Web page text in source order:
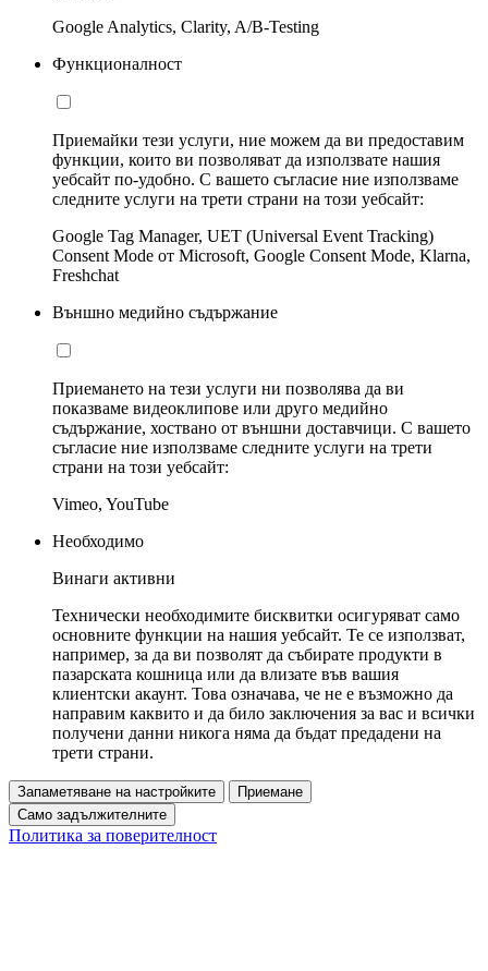
Google Analytics, Clarity, A/B-Testing
Функционалност
Приемайки тези услуги, ние можем да ви предоставим
функции, които ви позволяват да използвате нашия
уебсайт по-удобно. С вашето съгласие ние използваме
следните услуги на трети страни на този уебсайт:
Google Tag Manager, UET (Universal Event Tracking)
Consent Mode от Microsoft, Google Consent Mode, Klarna,
Freshchat
Външно медийно съдържание
Приемането на тези услуги ни позволява да ви
показваме видеоклипове или друго медийно
съдържание, хоствано от външни доставчици. С вашето
съгласие ние използваме следните услуги на трети
страни на този уебсайт:
Vimeo, YouTube
Необходимо
Винаги активни
Технически необходимите бисквитки осигуряват само
основните функции на нашия уебсайт. Те се използват,
например, за да ви позволят да събирате продукти в
пазарската кошница или да влизате във вашия
клиентски акаунт. Това означава, че не е възможно да
направим каквито и да било заключения за вас и всички
получени данни никога няма да бъдат предадени на
трети страни.
Запаметяване на настройките
Приемане
Само задължителните
Политика за поверителност